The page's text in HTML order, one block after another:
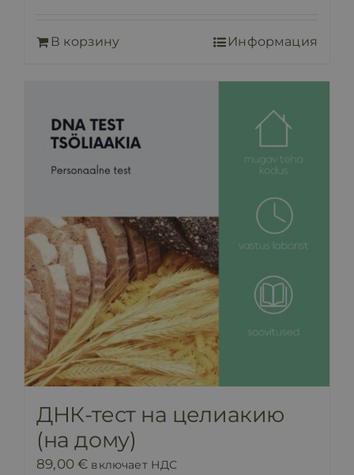
В корзину Информация
ДНК-тест на целиакию
(на дому)
89,00€ включает НДС